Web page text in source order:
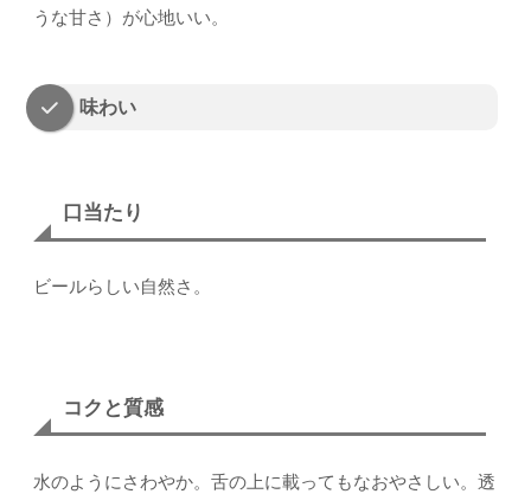
うな甘さ）が心地いい。
味わい
口当たり
ビールらしい自然さ。
コクと質感
水のようにさわやか。舌の上に載ってもなおやさしい。透